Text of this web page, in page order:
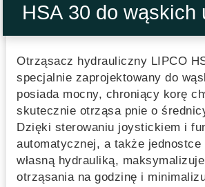
HSA 30 do wąskich
Otrząsacz hydrauliczny LIPCO
specjalnie zaprojektowany do
posiada mocny, chroniący korę
skutecznie otrząsa pnie o
Dzięki sterowaniu joystickiem i
automatycznej, a także
własną hydrauliką,
otrząsania na godzinę i